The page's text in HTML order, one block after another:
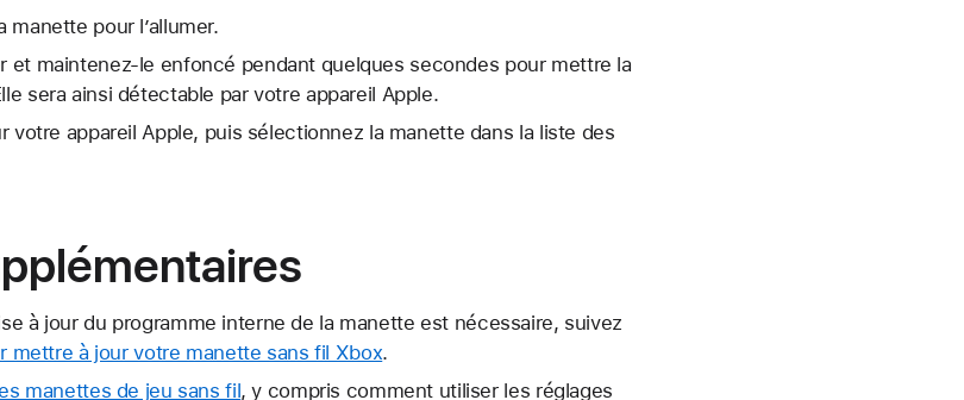
pour l’allumer.
et maintenez-le enfoncé pendant quelques secondes pour mettre la
sera ainsi détectable par votre appareil Apple.
votre appareil Apple, puis sélectionnez la manette dans la liste des
à jour du programme interne de la manette est nécessaire, suivez
mettre à jour votre manette sans fil Xbox.
manettes de jeu sans fil, y compris comment utiliser les réglages